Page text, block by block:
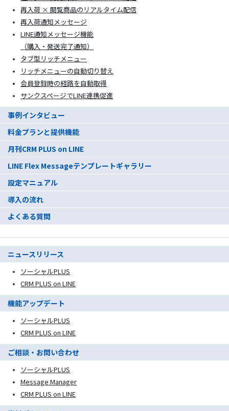
再入荷 × 閲覧商品のリアルタイム配信
再入荷通知メッセージ
LINE通知メッセージ機能
（購入・発送完了通知）
タブ型リッチメニュー
リッチメニューの自動切り替え
会員登録時の経路を自動取得
サンクスページでLINE連携促進
事例インタビュー
料金プランと提供機能
月刊CRM PLUS on LINE
LINE Flex Messageテンプレートギャラリー
設定マニュアル
導入の流れ
よくある質問
ニュースリリース
ソーシャルPLUS
CRM PLUS on LINE
機能アップデート
ソーシャルPLUS
CRM PLUS on LINE
ご相談・お問い合わせ
ソーシャルPLUS
Message Manager
CRM PLUS on LINE